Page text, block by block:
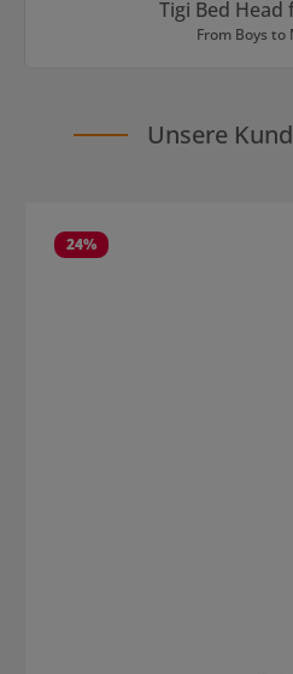
Tigi Bed Head
From Boys to
Unsere
24%